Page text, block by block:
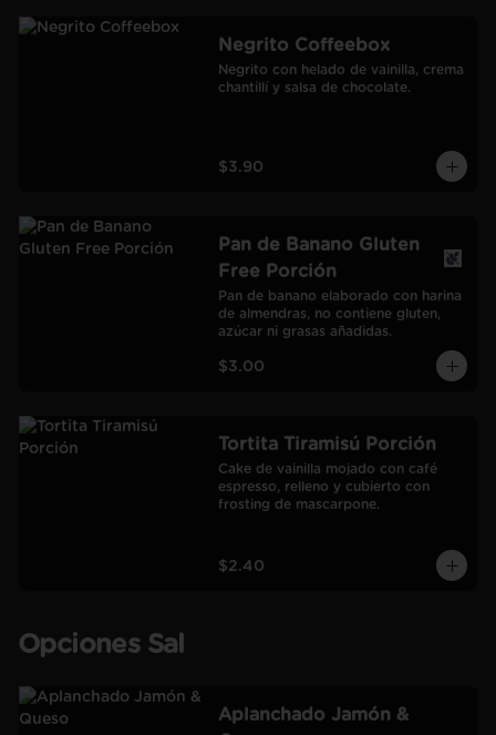
Negrito Coffeebox
Negrito con helado de vainilla, crema
chantillí y salsa de chocolate.
$3.90
Pan de Banano Gluten
Free Porción
Pan de banano elaborado con harina
de almendras, no contiene gluten,
azúcar ni grasas añadidas.
$3.00
Tortita Tiramisú Porción
Cake de vainilla mojado con café
espresso, relleno y cubierto con
frosting de mascarpone.
$2.40
Opciones Sal
Aplanchado Jamón &